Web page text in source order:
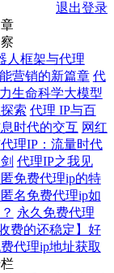
退出登录
人框架与代理
营销的新篇章 代
生命科学大模型
索 代理 IP与百
时代的交互 网红
理IP：流量时代
代理IP之我见
免费代理ip的特
名免费代理ip如
永久免费代理
费的还稳定】好
代理ip地址获取